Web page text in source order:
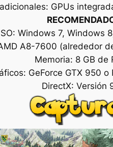
GPUs
SO: Windows 7, Windows
A8-7600 (alrededor
Memoria: 8 GB de
GeForce GTX 950 o
DirectX: Versión